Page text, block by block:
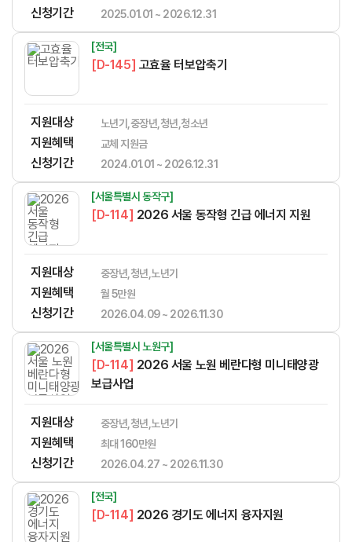
신청기간 2025.01.01 ~ 2026.12.31
[전국]
[D-145] 고효율 터보압축기
지원대상 노년기,중장년,청년,청소년
지원혜택 ​​​​​‌​​​‌​​‌​​​​‌​​‌‌‌​​​​‌‌‌‌‌​‌​​​​‌‌교체 지원금
신청기간 2024.01.01 ~ 2026.12.31
[서울특별시 동작구]
[D-114] 2026 서울 동작형 긴급 에너지 지원
지원대상 중장년,청년,노년기
지원혜택 월 5만원
신청기간 2026.04.09 ~ 2026.11.30
[서울특별시 노원구]
[D-114]
보급사업
지원대상 중장년,청년,노년기
지원혜택 ​​​​​‌​​​‌​​‌​​​​‌​​‌‌‌​​​​‌‌‌‌‌​‌​​​​‌‌최대 160만원
신청기간 2026.04.27 ~ 2026.11.30
[전국]
[D-114] 2026 경기도 에너지 융자지원